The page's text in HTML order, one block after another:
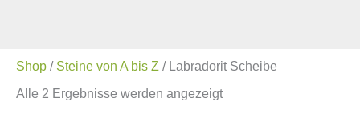
Shop / Steine von A bis Z / Labradorit Scheibe
Alle 2 Ergebnisse werden angezeigt